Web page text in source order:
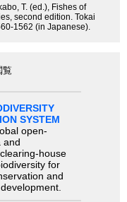
T. (ed.), Fishes of
second edition. Tokai
1562 (in Japanese).
覧
SYSTEM
open-
and
house
for
and